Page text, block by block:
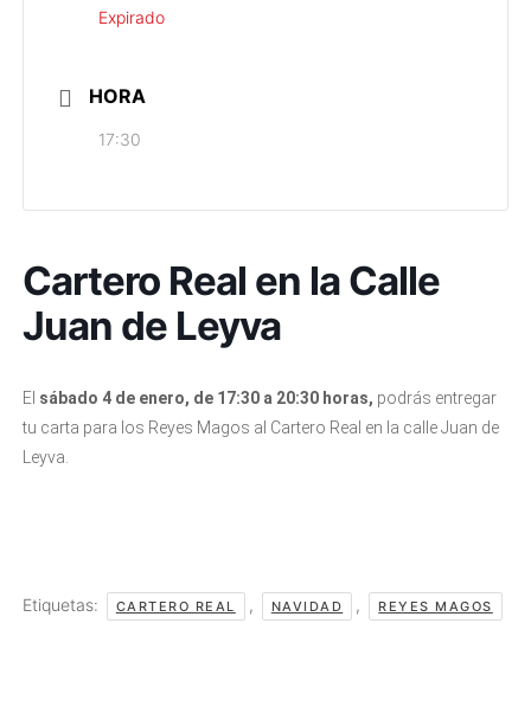
Expirado
HORA
17:30
Cartero Real en la Calle
Juan de Leyva
El sábado 4 de enero, de 17:30 a 20:30 horas, podrás entregar
tu carta para los Reyes Magos al Cartero Real en la calle Juan de
Leyva.
Etiquetas: CARTERO REAL , NAVIDAD , REYES MAGOS